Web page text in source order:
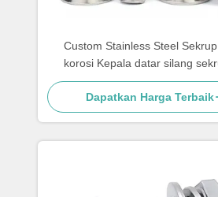
Custom Stainless Steel
korosi Kepala datar silang
Dapatkan Harga Terbaik